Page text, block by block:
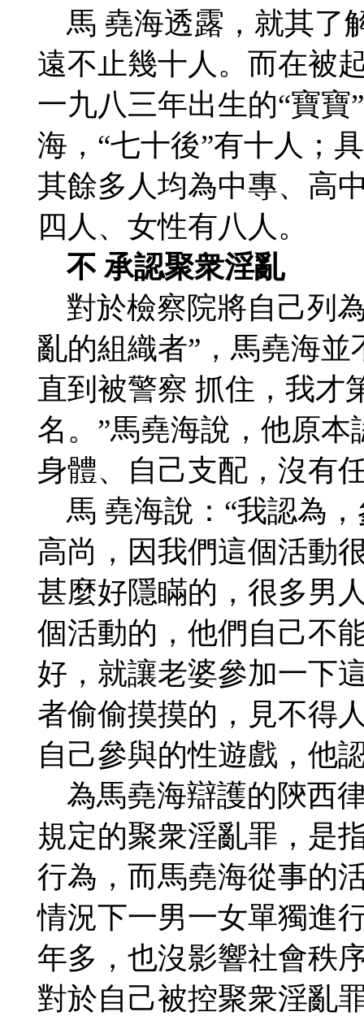
馬 堯海透露，就其了
遠不止幾十人。而在被
一九八三年出生的“寶
海，“七十後”有十人；
其餘多人均為中專、高
四人、女性有八人。
不 承認聚衆淫亂
對於檢察院將自己列
亂的組織者”，馬堯海
直到被警察 抓住，我才
名。”馬堯海說，他原
身體、自己支配，沒有
馬 堯海說：“我認為
高尚，因我們這個活動
甚麼好隱瞞的，很多男
個活動的，他們自己不
好，就讓老婆參加一下
者偷偷摸摸的，見不得
自己參與的性遊戲，他
為馬堯海辯護的陝西
規定的聚衆淫亂罪，是
行為，而馬堯海從事的
情況下一男一女單獨進
年多，也沒影響社會秩
對於自己被控聚衆淫亂